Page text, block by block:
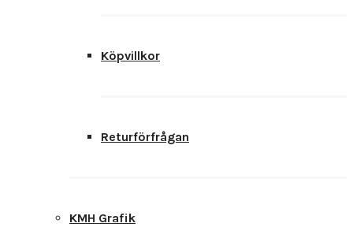
Köpvillkor
Returförfrågan
KMH Grafik